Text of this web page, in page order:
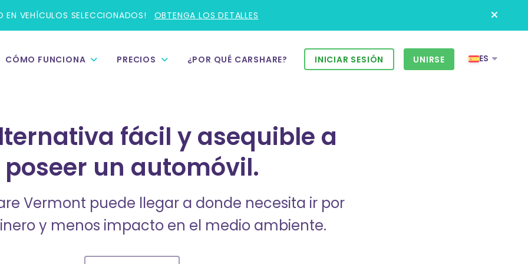
EN VEHÍCULOS SELECCIONADOS! OBTENGA LOS DETALLES
CÓMO FUNCIONA PRECIOS ¿POR QUÉ CARSHARE? INICIAR SESIÓN UNIRSE ES
fácil y asequible a
poseer un automóvil.
Vermont puede llegar a donde necesita ir por
y menos impacto en el medio ambiente.